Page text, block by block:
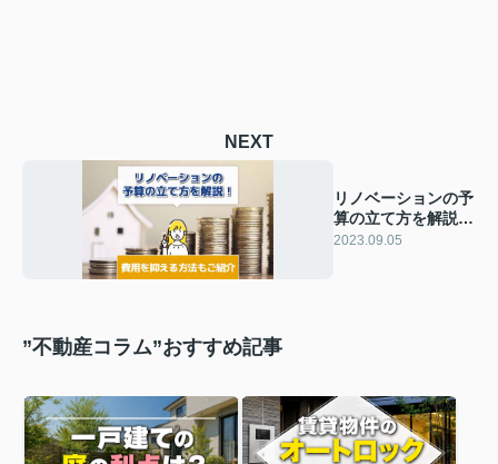
NEXT
リノベーションの予
算の立て方を解説！
費用を抑える方法も
2023.09.05
”不動産コラム”おすすめ記事